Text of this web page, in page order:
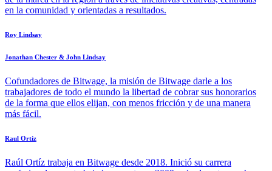
en la comunidad y orientadas a resultados.
Roy Lindsay
Jonathan Chester & John Lindsay
Cofundadores de Bitwage, la misión de Bitwage darle a los
trabajadores de todo el mundo la libertad de cobrar sus honorarios
de la forma que ellos elijan, con menos fricción y de una manera
más fácil.
Raul Ortíz
Raúl Ortíz trabaja en Bitwage desde 2018. Inició su carrera